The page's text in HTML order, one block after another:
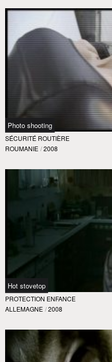
Photo shooting
SÉCURITÉ ROUTIÈRE
ROUMANIE / 2008
Hot stovetop
PROTECTION ENFANCE
ALLEMAGNE / 2008